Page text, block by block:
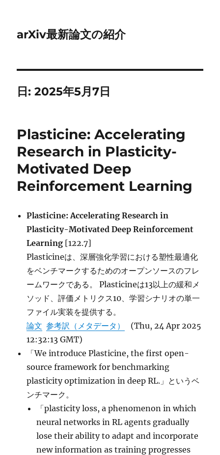
arXiv最新論文の紹介
日:2025年5月7日
Plasticine: Accelerating
Research in Plasticity-
Motivated Deep
Reinforcement Learning
Plasticine: Accelerating Research in
Plasticity-Motivated Deep Reinforcement
Learning [122.7]
Plasticineは、深層強化学習における塑性最適化
をベンチマークするためのオープンソースのフレ
ームワークである。 Plasticineは13以上の緩和メ
ソッド、評価メトリクス10、学習シナリオの単一
ファイル実装を提供する。
論文 参考訳（メタデータ）
(Thu, 24 Apr 2025
12:32:13 GMT)
「We introduce Plasticine, the first open-
source framework for benchmarking
plasticity optimization in deep RL.」というベ
ンチマーク。
「plasticity loss, a phenomenon in which
neural networks in RL agents gradually
lose their ability to adapt and incorporate
new information as training progresses